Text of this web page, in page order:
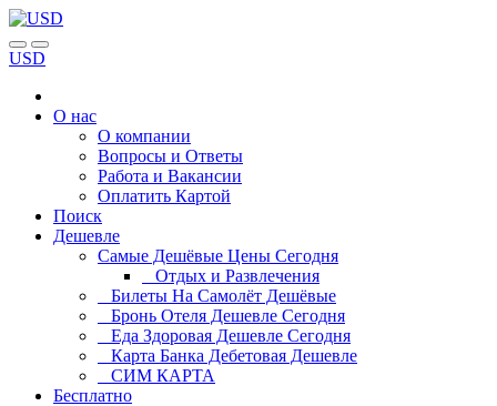
USD
О нас
О компании
Вопросы и Ответы
Работа и Вакансии
Оплатить Картой
Поиск
Дешевле
Самые Дешёвые Цены Сегодня
Отдых и Развлечения
Билеты На Самолёт Дешёвые
Бронь Отеля Дешевле Сегодня
Еда Здоровая Дешевле Сегодня
Карта Банка Дебетовая Дешевле
СИМ КАРТА
Бесплатно